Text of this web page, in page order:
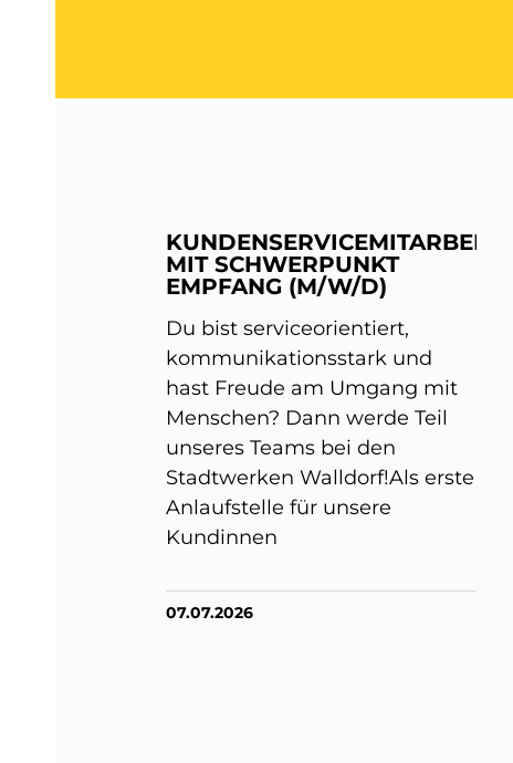
KUNDENSERVICEMITARBEITER
MIT SCHWERPUNKT
EMPFANG (M/W/D)
Du bist serviceorientiert,
kommunikationsstark und
hast Freude am Umgang mit
Menschen? Dann werde Teil
unseres Teams bei den
Stadtwerken Walldorf!Als erste
Anlaufstelle für unsere
Kundinnen
07.07.2026